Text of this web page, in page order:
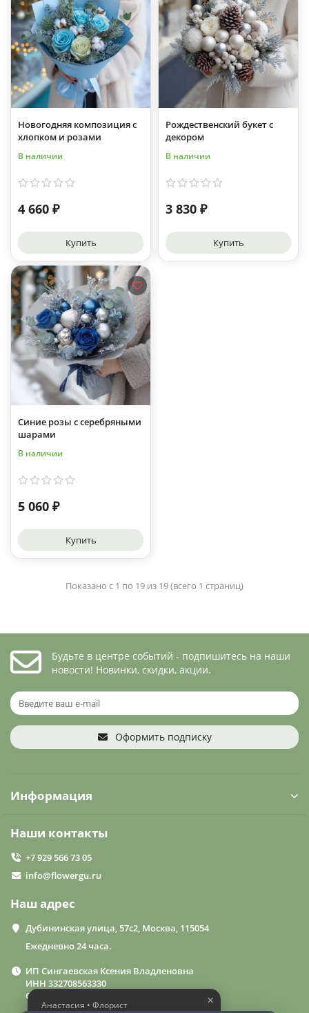
Новогодняя композиция с
хлопком и розами
В наличии
4 660 ₽
Купить
Рождественский букет с
декором
В наличии
3 830 ₽
Купить
Синие розы с серебряными
шарами
В наличии
5 060 ₽
Купить
Показано с 1 по 19 из 19 (всего 1 страниц)
Будьте в центре событий - подпишитесь на наши
новости! Новинки, скидки, акции.
Оформить подписку
Информация
Наши контакты
+7 929 566 73 05
info@flowergu.ru
Наш адрес
Дубининская улица, 57с2, Москва, 115054
Ежедневно 24 часа.
ИП Сингаевская Ксения Владленовна
ИНН 332708563330
ОГРН 310332714600015
×
Анастасия • Флорист